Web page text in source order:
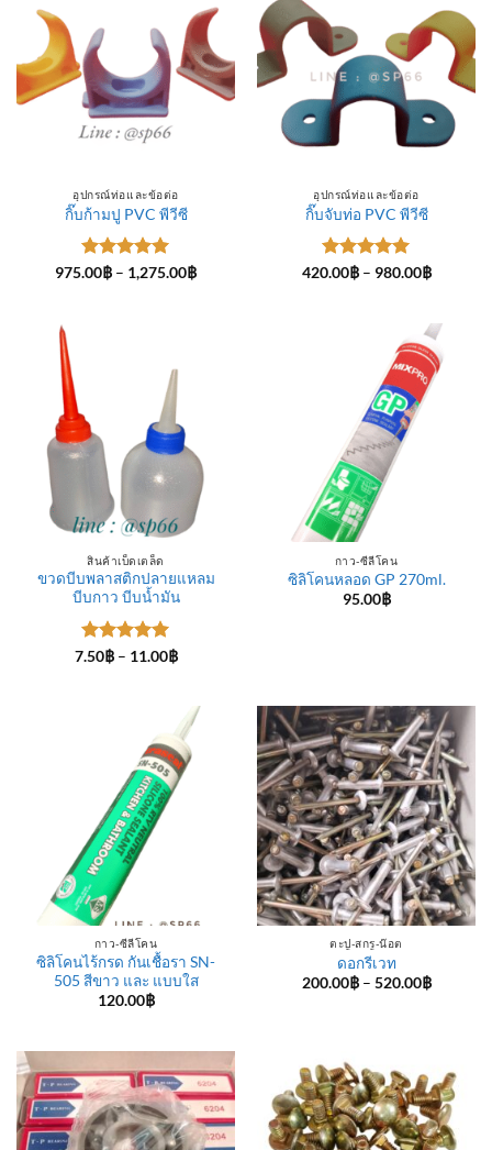
อุปกรณ์ท่อและข้อต่อ
กิ๊บก้ามปู PVC พีวีซี
ให้คะแนน
975.00฿ – 1,275.00฿Price
อุปกรณ์ท่อและข้อต่อ
กิ๊บจับท่อ PVC พีวีซี
ให้คะแนน
420.00฿ – 980.00฿Price
980.00฿
สินค้าเบ็ดเตล็ด
ขวดบีบพลาสติกปลายแหลม
บีบกาว บีบน้ำมัน
ให้คะแนน
7.50฿ – 11.00฿Price
11.00฿
กาว-ซีลีโคน
ซิลิโคนหลอด GP 270ml.
95.00฿
กาว-ซีลีโคน
ซิลิโคนไร้กรด กันเชื้อรา SN-
505 สีขาว และ แบบใส
120.00฿
ตะปู-สกรู-น๊อต
ดอกรีเวท
200.00฿ – 520.00฿Price